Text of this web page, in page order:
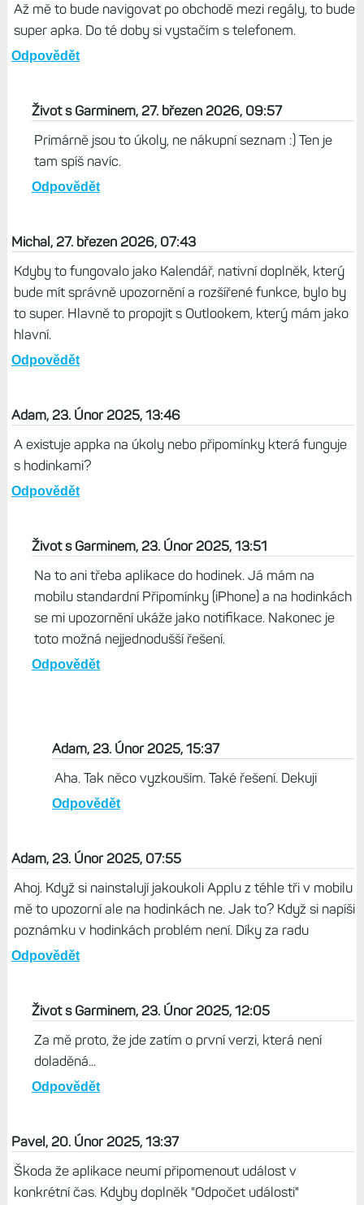
Až mě to bude navigovat po obchodě mezi regály, to bude
super apka. Do té doby si vystačím s telefonem.
Odpovědět
Život s Garminem, 27. březen 2026, 09:57
Primárně jsou to úkoly, ne nákupní seznam :) Ten je
tam spíš navíc.
Odpovědět
Michal, 27. březen 2026, 07:43
Kdyby to fungovalo jako Kalendář, nativní doplněk, který
bude mít správně upozornění a rozšířené funkce, bylo by
to super. Hlavně to propojit s Outlookem, který mám jako
hlavní.
Odpovědět
Adam, 23. Únor 2025, 13:46
A existuje appka na úkoly nebo připomínky která funguje
s hodinkami?
Odpovědět
Život s Garminem, 23. Únor 2025, 13:51
Na to ani třeba aplikace do hodinek. Já mám na
mobilu standardní Připomínky (iPhone) a na hodinkách
se mi upozornění ukáže jako notifikace. Nakonec je
toto možná nejjednodušší řešení.
Odpovědět
Adam, 23. Únor 2025, 15:37
Aha. Tak něco vyzkouším. Také řešení. Dekuji
Odpovědět
Adam, 23. Únor 2025, 07:55
Ahoj. Když si nainstalují jakoukoli Applu z téhle tři v mobilu
mě to upozorní ale na hodinkách ne. Jak to? Když si napíši
poznámku v hodinkách problém není. Díky za radu
Odpovědět
Život s Garminem, 23. Únor 2025, 12:05
Za mě proto, že jde zatím o první verzi, která není
doladěná...
Odpovědět
Pavel, 20. Únor 2025, 13:37
Škoda že aplikace neumí připomenout událost v
konkrétní čas. Kdyby doplněk "Odpočet události"